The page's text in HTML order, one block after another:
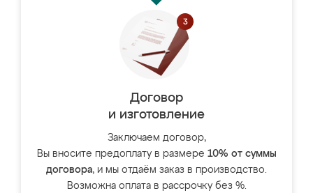
Договор
и изготовление
Заключаем договор,
Вы вносите предоплату в размере 10% от суммы
договора, и мы отдаём заказ в производство.
Возможна оплата в рассрочку без %.